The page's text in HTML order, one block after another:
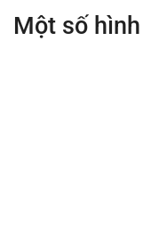
Một số